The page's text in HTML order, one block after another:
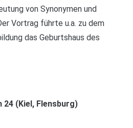
von Synonymen und
Vortrag führte u.a. zu dem
das Geburtshaus des
24 (Kiel, Flensburg)